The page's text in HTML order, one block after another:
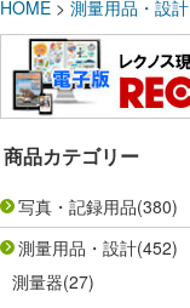
HOME > 測量用品・設計
商品カテゴリー
写真・記録用品(380)
測量用品・設計(452)
測量器(27)